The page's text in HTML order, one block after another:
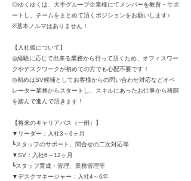
◎ゆくゆくは、大手グループ企業様にてメンバーを教育・サポ
ートし、チームをまとめて頂くポジションをお願いします♪
※基本ノルマはありません！
【入社後について】
◎経験に応じて出来る業務から行って頂くため、オフィスワー
クやデスクワークが初めての方でも心配不要です！
◎初めはSV候補としてお客様からの問い合わせ対応などオペ
レーター業務からスタートし、スキルにあったお仕事から段階
を踏んで進んで頂きます！
【将来のキャリアパス（一例）】
▼リーダー：入社3～6ヶ月
┗スタッフのサポート、問合せの二次対応等
▼SV：入社6～12ヶ月
┗スタッフ育成・管理、業務管理等
▼デスクマネージャー：入社4～6年